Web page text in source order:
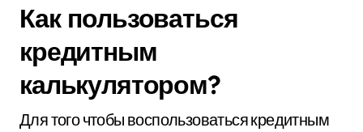
Как пользоваться
кредитным
калькулятором?
Для того чтобы воспользоваться кредитным